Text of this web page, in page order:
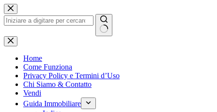
Salta
al
contenuto
Nessun
risultato
Home
Come Funziona
Privacy Policy e Termini d’Uso
Chi Siamo & Contatto
Vendi
Guida Immobiliare